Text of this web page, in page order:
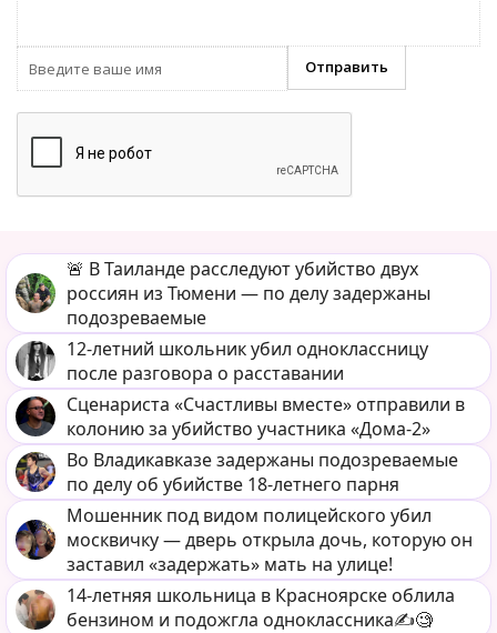
🚨 В Таиланде расследуют убийство двух
россиян из Тюмени — по делу задержаны
подозреваемые
12-летний школьник убил одноклассницу
после разговора о расставании
Сценариста «Счастливы вместе» отправили в
колонию за убийство участника «Дома-2»
Во Владикавказе задержаны подозреваемые
по делу об убийстве 18-летнего парня
Мошенник под видом полицейского убил
москвичку — дверь открыла дочь, которую он
заставил «задержать» мать на улице!
14-летняя школьница в Красноярске облила
бензином и подожгла одноклассника✍️🧐